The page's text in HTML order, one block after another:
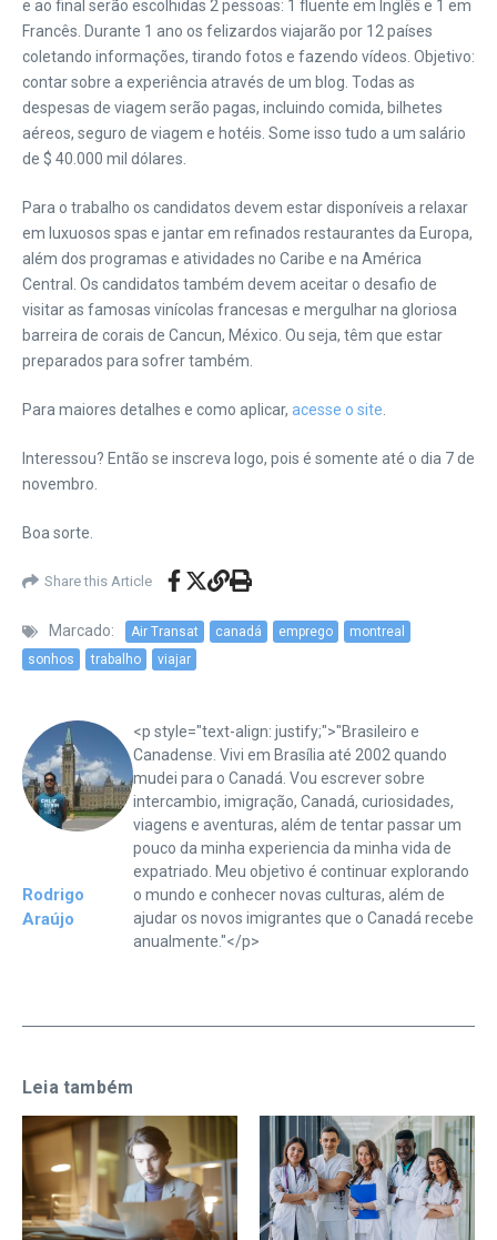
e ao final serão escolhidas 2 pessoas: 1 fluente em Inglês e 1 em
Francês. Durante 1 ano os felizardos viajarão por 12 países
coletando informações, tirando fotos e fazendo vídeos. Objetivo:
contar sobre a experiência através de um blog. Todas as
despesas de viagem serão pagas, incluindo comida, bilhetes
aéreos, seguro de viagem e hotéis. Some isso tudo a um salário
de $ 40.000 mil dólares.
Para o trabalho os candidatos devem estar disponíveis a relaxar
em luxuosos spas e jantar em refinados restaurantes da Europa,
além dos programas e atividades no Caribe e na América
Central. Os candidatos também devem aceitar o desafio de
visitar as famosas vinícolas francesas e mergulhar na gloriosa
barreira de corais de Cancun, México. Ou seja, têm que estar
preparados para sofrer também.
Para maiores detalhes e como aplicar, acesse o site
Interessou? Então se inscreva logo, pois é somente até o dia 7 de
novembro.
Boa sorte.
Share this Article
Marcado: Air Transat canadá emprego
montreal
sonhos
trabalho viajar
Rodrigo
Araújo
<p style="text-align: justify;">"Brasileiro e
Canadense. Vivi em Brasília até 2002 quando
mudei para o Canadá. Vou escrever sobre
intercambio, imigração, Canadá, curiosidades,
viagens e aventuras, além de tentar passar um
pouco da minha experiencia da minha vida de
expatriado. Meu objetivo é continuar explorando
o mundo e conhecer novas culturas, além de
ajudar os novos imigrantes que o Canadá recebe
anualmente."</p>
Leia também